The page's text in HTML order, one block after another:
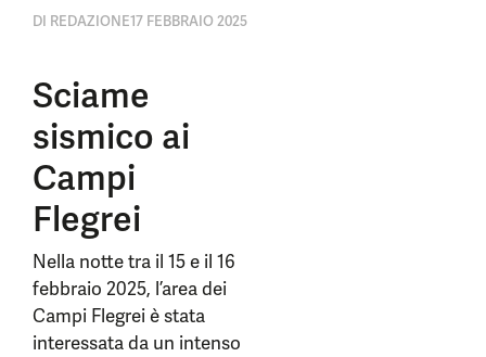
DI REDAZIONE17 FEBBRAIO 2025
Sciame
sismico ai
Campi
Flegrei
Nella notte tra il 15 e il 16
febbraio 2025, l’area dei
Campi Flegrei è stata
interessata da un intenso